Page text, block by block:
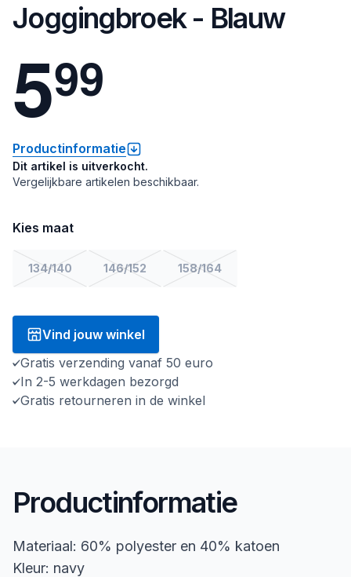
Joggingbroek - Blauw
599
Productinformatie
Dit artikel is uitverkocht.
Vergelijkbare artikelen beschikbaar.
Kies maat
134/140 146/152 158/164
Vind jouw winkel
Gratis verzending vanaf 50 euro
In 2-5 werkdagen bezorgd
Gratis retourneren in de winkel
Productinformatie
Materiaal: 60% polyester en 40% katoen
Kleur: navy